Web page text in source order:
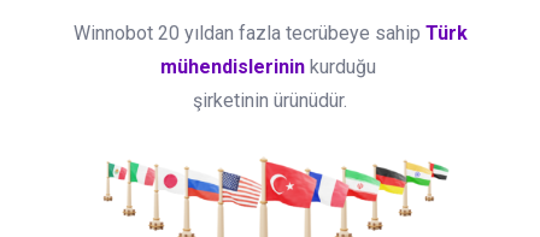
Winnobot 20 yıldan fazla tecrübeye sahip Türk
mühendislerininkurduğu
şirketinin ürünüdür.